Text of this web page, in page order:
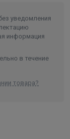
уведомления
информация
в течение
товара?